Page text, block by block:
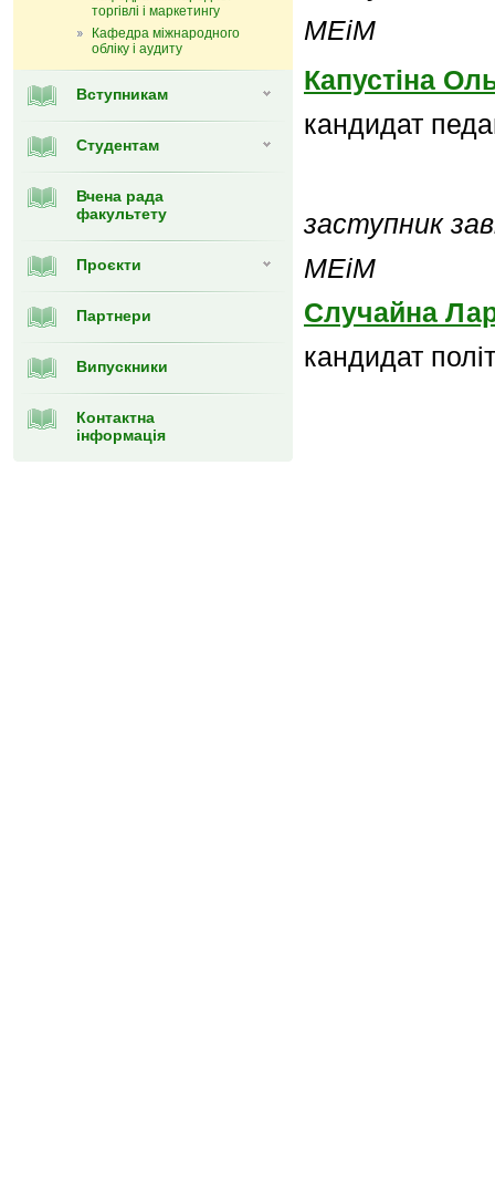
торгівлі і маркетингу
Кафедра мiжнародного
обліку і аудиту
Вступникам
Студентам
Вчена рада
факультету
Проєкти
Партнери
Випускники
Контактна
інформація
МЕіМ
Капустіна
кандидат
заступник
МЕіМ
Случайна
кандидат